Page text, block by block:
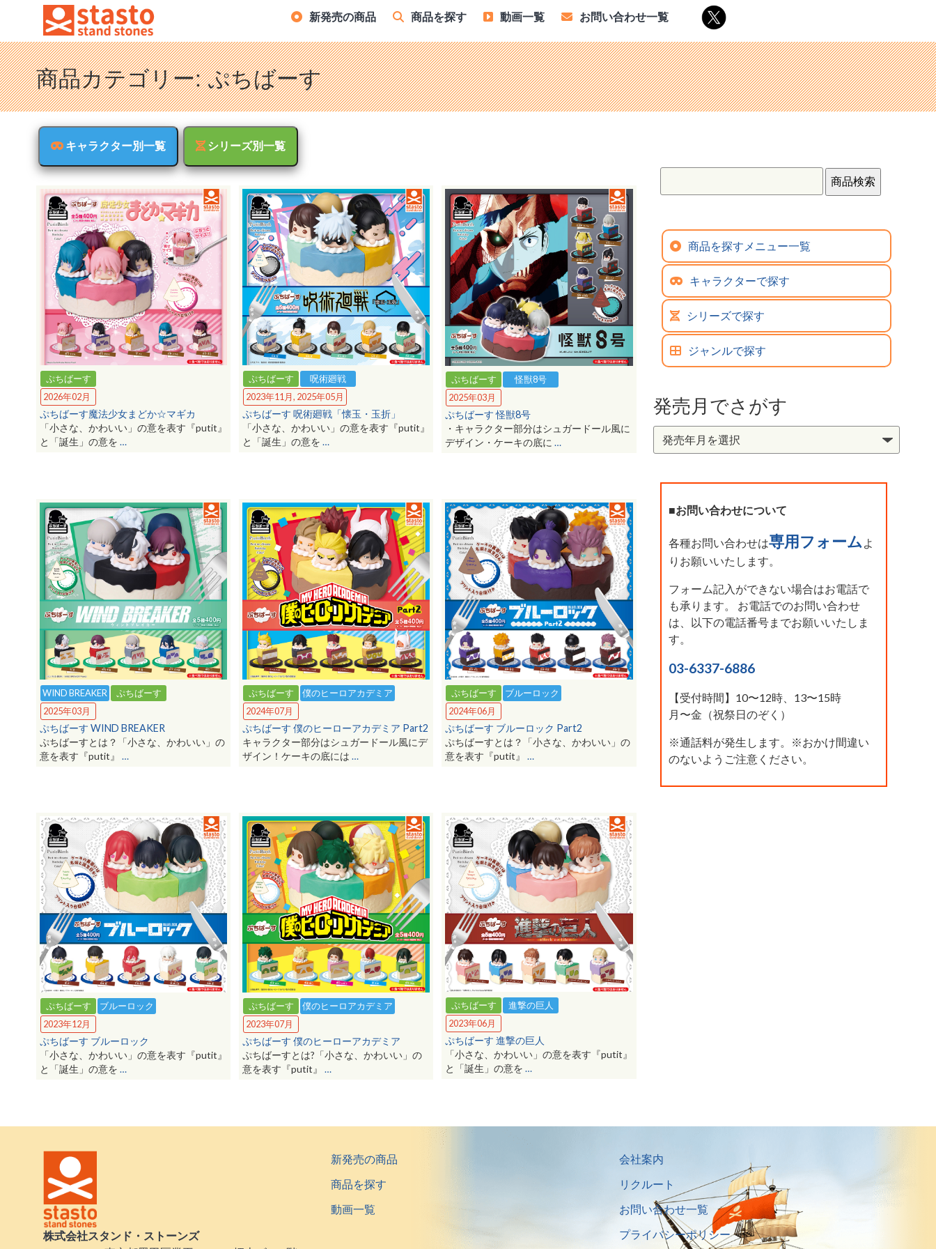
新発売の商品 商品を探す 動画一覧 お問い合わせ一覧
商品カテゴリー:ぷちばーす
キャラクター別一覧 シリーズ別一覧
ぷちばーす
2026年02月
ぷちばーす魔法少女まどか☆マギカ
「小さな、かわいい」の意を表す『putit』
と「誕生」の意を …
ぷちばーす
呪術廻戦
2023年11月, 2025年05月
ぷちばーす 呪術廻戦「懐玉・玉折」
「小さな、かわいい」の意を表す『putit』
と「誕生」の意を…
ぷちばーす
怪獣8号
2025年03月
ぷちばーす 怪獣8号
・キャラクター部分はシュガードール風に
デザイン・ケーキの底に…
WIND BREAKER
ぷちばーす
2025年03月
ぷちばーす WIND BREAKER
ぷちばーすとは？「小さな、かわいい」の
意を表す『putit』 …
ぷちばーす
僕のヒーロアカデミア
2024年07月
ぷちばーす 僕のヒーローアカデミア Part2
キャラクター部分はシュガードール風にデ
ザイン！ケーキの底には…
ぷちばーす
ブルーロック
2024年06月
ぷちばーす ブルーロック Part2
ぷちばーすとは？「小さな、かわいい」の
意を表す『putit』…
ぷちばーす
ブルーロック
2023年12月
ぷちばーす ブルーロック
「小さな、かわいい」の意を表す『putit』
と「誕生」の意を …
ぷちばーす
僕のヒーロアカデミア
2023年07月
ぷちばーす 僕のヒーローアカデミア
ぷちばーすとは?「小さな、かわいい」の
意を表す『putit』…
ぷちばーす
進撃の巨人
2023年06月
ぷちばーす 進撃の巨人
「小さな、かわいい」の意を表す『putit』
と「誕生」の意を…
商品を探すメニュー一覧
キャラクターで探す
シリーズで探す
ジャンルで探す
発売月でさがす
■お問い合わせについて
各種お問い合わせは専用フォーム よ
りお願いいたします。
フォーム記入ができない場合はお電話で
も承ります。 お電話でのお問い合わせ
は、以下の電話番号までお願いいたしま
す。
03-6337-6886
【受付時間】10〜12時、13〜15時
月〜金（祝祭日のぞく）
※通話料が発生します。※おかけ間違い
のないようご注意ください。
株式会社スタンド・ストーンズ
新発売の商品
商品を探す
動画一覧
会社案内
リクルート
お問い合わせ一覧
プライバシーポリシー